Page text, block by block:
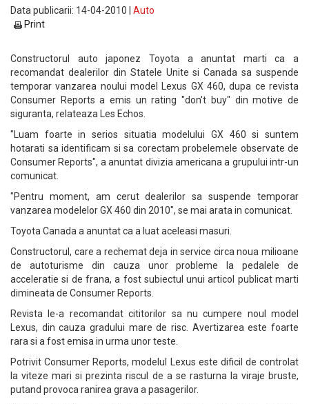
Data publicarii: 14-04-2010 | Auto
Print
Constructorul auto japonez Toyota a anuntat marti ca a
recomandat dealerilor din Statele Unite si Canada sa suspende
temporar vanzarea noului model Lexus GX 460, dupa ce revista
Consumer Reports a emis un rating "don't buy" din motive de
siguranta, relateaza Les Echos.
"Luam foarte in serios situatia modelului GX 460 si suntem
hotarati sa identificam si sa corectam probelemele observate de
Consumer Reports", a anuntat divizia americana a grupului intr-un
comunicat.
"Pentru moment, am cerut dealerilor sa suspende temporar
vanzarea modelelor GX 460 din 2010", se mai arata in comunicat.
Toyota Canada a anuntat ca a luat aceleasi masuri.
Constructorul, care a rechemat deja in service circa noua milioane
de autoturisme din cauza unor probleme la pedalele de
acceleratie si de frana, a fost subiectul unui articol publicat marti
dimineata de Consumer Reports.
Revista le-a recomandat cititorilor sa nu cumpere noul model
Lexus, din cauza gradului mare de risc. Avertizarea este foarte
rara si a fost emisa in urma unor teste.
Potrivit Consumer Reports, modelul Lexus este dificil de controlat
la viteze mari si prezinta riscul de a se rasturna la viraje bruste,
putand provoca ranirea grava a pasagerilor.